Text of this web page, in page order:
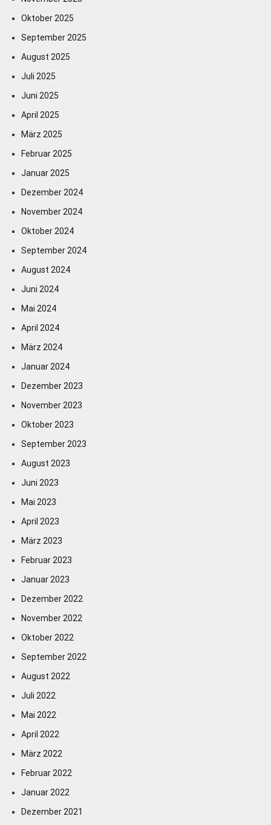
Oktober 2025
September 2025
August 2025
Juli 2025
Juni 2025
April 2025
März 2025
Februar 2025
Januar 2025
Dezember 2024
November 2024
Oktober 2024
September 2024
August 2024
Juni 2024
Mai 2024
April 2024
März 2024
Januar 2024
Dezember 2023
November 2023
Oktober 2023
September 2023
August 2023
Juni 2023
Mai 2023
April 2023
März 2023
Februar 2023
Januar 2023
Dezember 2022
November 2022
Oktober 2022
September 2022
August 2022
Juli 2022
Mai 2022
April 2022
März 2022
Februar 2022
Januar 2022
Dezember 2021